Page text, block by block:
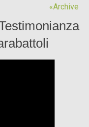
Archive